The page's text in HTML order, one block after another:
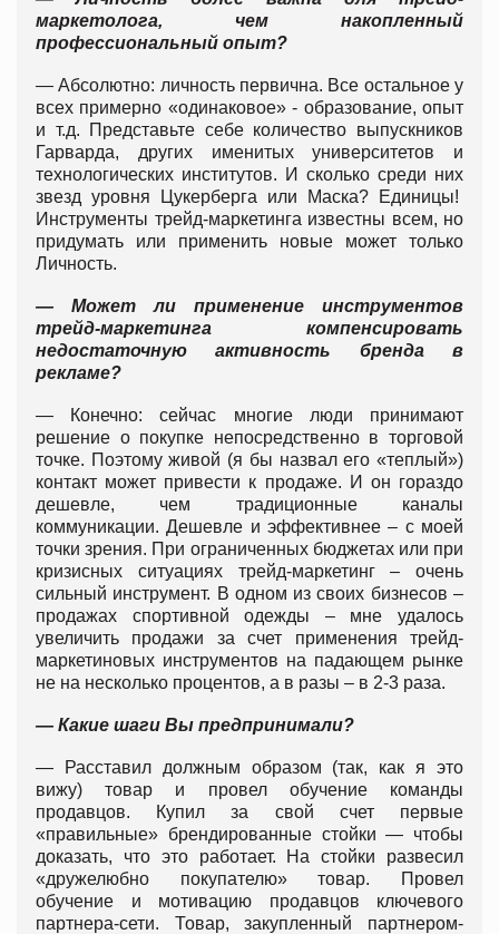
маркетолога, чем накопленный
профессиональный опыт?
— Абсолютно: личность первична. Все остальное у
всех примерно «одинаковое» - образование, опыт
и т.д. Представьте себе количество выпускников
Гарварда, других именитых университетов и
технологических институтов. И сколько среди них
звезд уровня Цукерберга или Маска? Единицы!
Инструменты трейд-маркетинга известны всем, но
придумать или применить новые может только
Личность.
— Может ли применение инструментов
трейд-маркетинга компенсировать
недостаточную активность бренда в
рекламе?
— Конечно: сейчас многие люди принимают
решение о покупке непосредственно в торговой
точке. Поэтому живой (я бы назвал его «теплый»)
контакт может привести к продаже. И он гораздо
дешевле, чем традиционные каналы
коммуникации. Дешевле и эффективнее – с моей
точки зрения. При ограниченных бюджетах или при
кризисных ситуациях трейд-маркетинг – очень
сильный инструмент. В одном из своих бизнесов –
продажах спортивной одежды – мне удалось
увеличить продажи за счет применения трейд-
маркетиновых инструментов на падающем рынке
не на несколько процентов, а в разы – в 2-3 раза.
— Какие шаги Вы предпринимали?
— Расставил должным образом (так, как я это
вижу) товар и провел обучение команды
продавцов. Купил за свой счет первые
«правильные» брендированные стойки — чтобы
доказать, что это работает. На стойки развесил
«дружелюбно покупателю» товар. Провел
обучение и мотивацию продавцов ключевого
партнера-сети. Товар, закупленный партнером-